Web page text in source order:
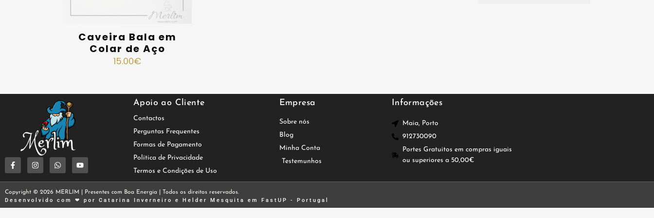
Caveira Bala em
Colar de Aço
15.00€
Apoio ao Cliente Empresa Informações
Contactos
Perguntas Frequentes
Formas de Pagamento
Política de Privacidade
Termos e Condições de Uso
Sobre nós
Blog
Minha Conta
Testemunhos
Maia, Porto
912730090
Portes Gratuitos em compras iguais
ou superiores a 50,00€
Copyright © 2026 MERLIM | Presentes com Boa Energia | Todos os direitos reservados.
Desenvolvido com ❤ por Catarina Inverneiro e Helder Mesquita em FastUP - Portugal